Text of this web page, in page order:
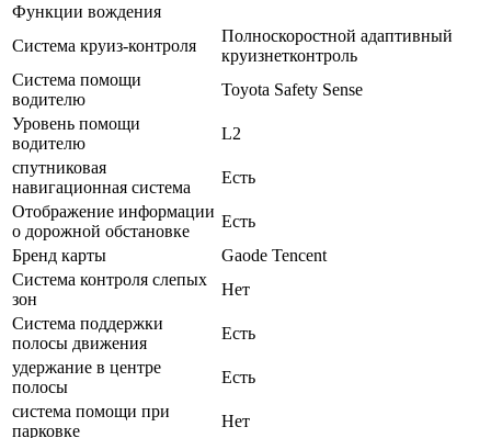
Функции вождения
Система круиз-контроля
Полноскоростной адаптивный
круизнетконтроль
Система помощи
водителю
Toyota Safety Sense
Уровень помощи
водителю
L2
спутниковая
навигационная система
Есть
Отображение информации
о дорожной обстановке
Есть
Бренд карты
Gaode Tencent
Система контроля слепых
зон
Нет
Система поддержки
полосы движения
Есть
удержание в центре
полосы
Есть
система помощи при
парковке
Нет